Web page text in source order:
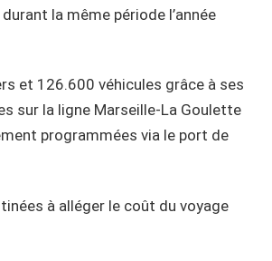
la même période l’année
et 126.600 véhicules grâce à ses
sur la ligne Marseille-La Goulette
programmées via le port de
à alléger le coût du voyage